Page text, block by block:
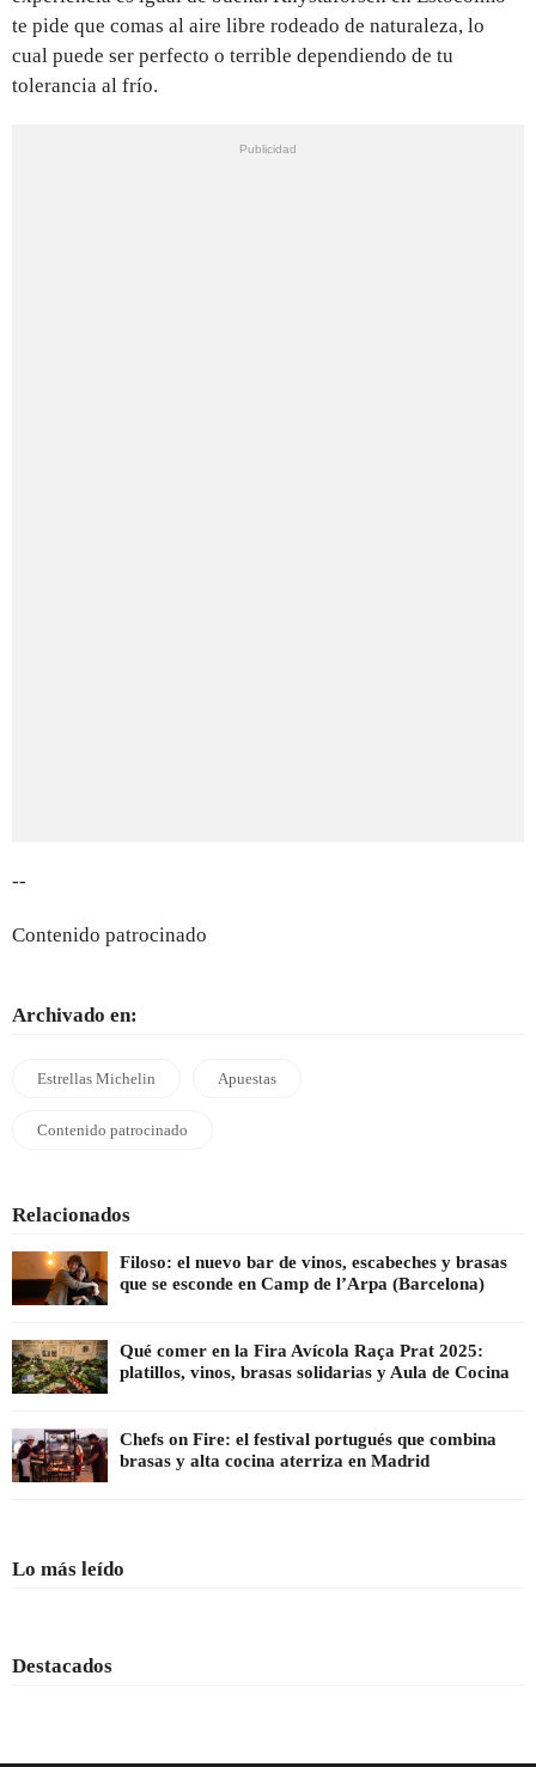
te pide que comas al aire libre rodeado de naturaleza, lo
cual puede ser perfecto o terrible dependiendo de tu
tolerancia al frío.
--
Contenido patrocinado
Archivado en:
Estrellas Michelin Apuestas
Contenido patrocinado
Relacionados
Filoso: el nuevo bar de vinos, escabeches y brasas
que se esconde en Camp de l’Arpa (Barcelona)
Qué comer en la Fira Avícola Raça Prat 2025:
platillos, vinos, brasas solidarias y Aula de Cocina
Chefs on Fire: el festival portugués que combina
brasas y alta cocina aterriza en Madrid
Lo más leído
Destacados